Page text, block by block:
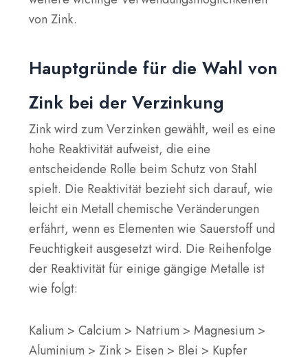
von Zink.
Hauptgründe für die Wahl von
Zink bei der Verzinkung
Zink wird zum Verzinken gewählt, weil es eine
hohe Reaktivität aufweist, die eine
entscheidende Rolle beim Schutz von Stahl
spielt. Die Reaktivität bezieht sich darauf, wie
leicht ein Metall chemische Veränderungen
erfährt, wenn es Elementen wie Sauerstoff und
Feuchtigkeit ausgesetzt wird. Die Reihenfolge
der Reaktivität für einige gängige Metalle ist
wie folgt:
Kalium > Calcium > Natrium > Magnesium >
Aluminium > Zink > Eisen > Blei > Kupfer